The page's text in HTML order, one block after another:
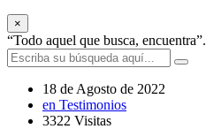
×
“Todo aquel que busca, encuentra”.
18 de Agosto de 2022
en Testimonios
3322 Visitas